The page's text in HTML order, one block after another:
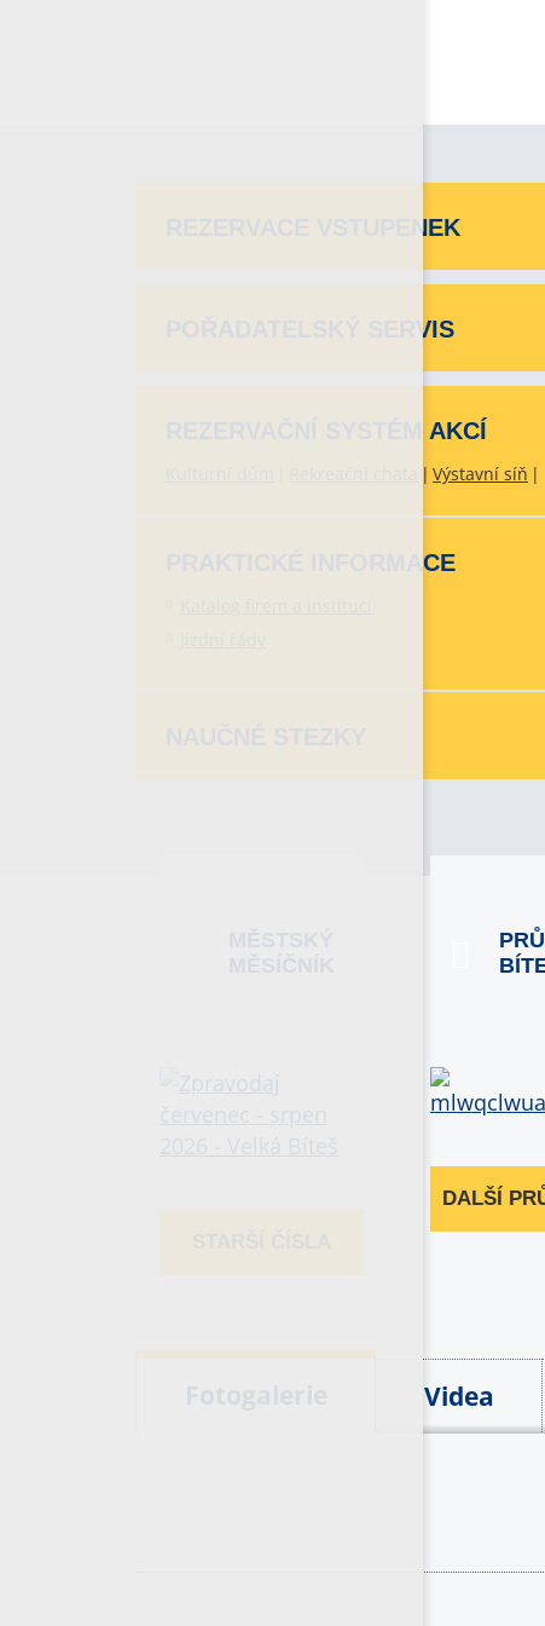
REZERVACE VSTUPENEK
POŘADATELSKÝ SERVIS
REZERVAČNÍ SYSTÉM AKCÍ
Výstavní síň
PRAKTICKÉ INFORMACE
DALŠÍ
Videa